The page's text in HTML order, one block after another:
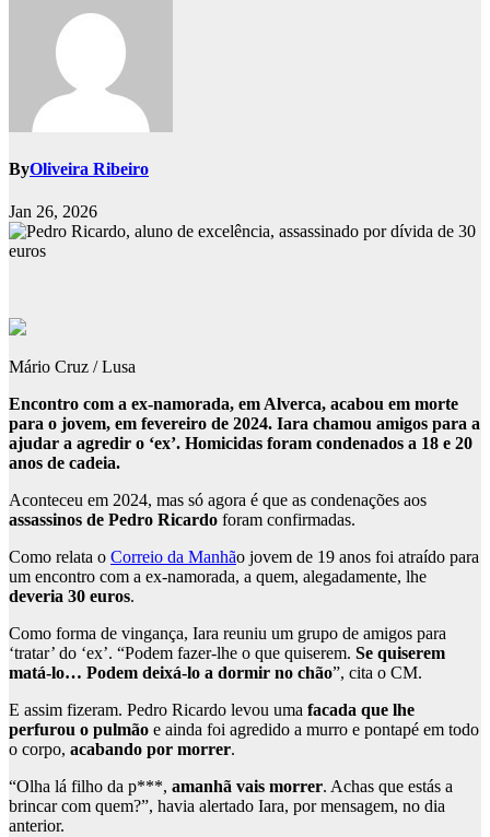
ByOliveira Ribeiro
Jan 26, 2026
Mário Cruz / Lusa
Encontro com a ex-namorada, em Alverca, acabou em morte
para o jovem, em fevereiro de 2024. Iara chamou amigos para a
ajudar a agredir o ‘ex’. Homicidas foram condenados a 18 e 20
anos de cadeia.
Aconteceu em 2024, mas só agora é que as condenações aos
assassinos de Pedro Ricardo foram confirmadas.
Como relata o Correio da Manhão jovem de 19 anos foi atraído para
um encontro com a ex-namorada, a quem, alegadamente, lhe
deveria 30 euros.
Como forma de vingança, Iara reuniu um grupo de amigos para
‘tratar’ do ‘ex’. “Podem fazer-lhe o que quiserem. Se quiserem
matá-lo… Podem deixá-lo a dormir no chão”, cita o CM.
E assim fizeram. Pedro Ricardo levou uma facada que lhe
perfurou o pulmão e ainda foi agredido a murro e pontapé em todo
o corpo, acabando por morrer.
“Olha lá filho da p***, amanhã vais morrer. Achas que estás a
brincar com quem?”, havia alertado Iara, por mensagem, no dia
anterior.